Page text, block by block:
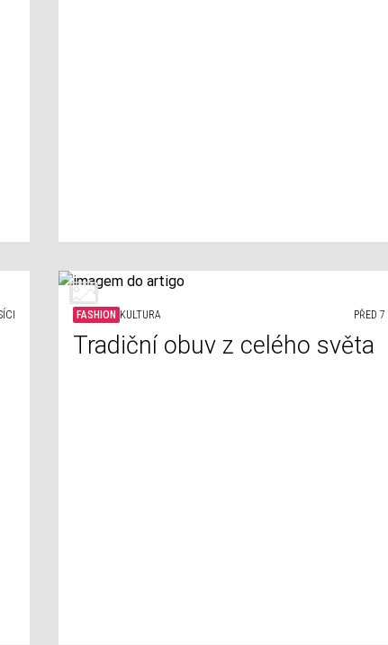
FASHION KULTURA PŘED 7
Tradiční obuv z celého světa